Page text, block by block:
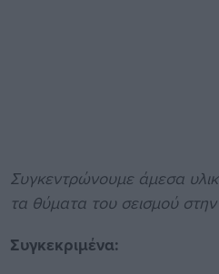
Συγκεντρώνουμε άμεσα
τα θύματα του σεισμού στην
Συγκεκριμένα: